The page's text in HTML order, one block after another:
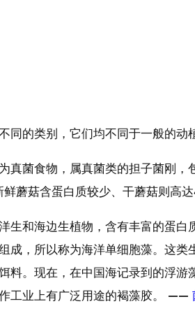
同的类别，它们均不同于一般的动
真菌食物，属真菌类的担子菌刚，
蘑菇含蛋白质较少、干蘑菇则高达
生和海边生植物，含有丰富的蛋
成，所以称为海洋单细胞藻。这
料。现在，在中国海记录到的浮
工业上有广泛用途的褐藻胶。 ——